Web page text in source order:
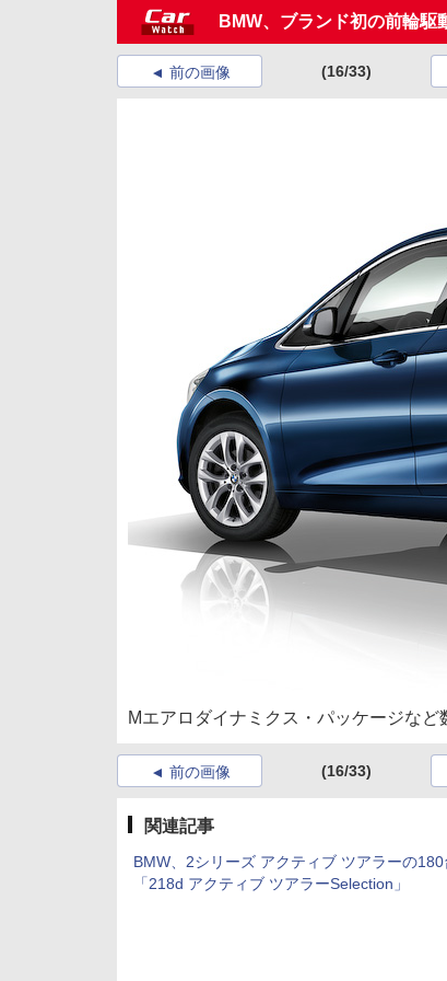
BMW、ブランド初の前輪駆
前の画像 (16/33)
Mエアロダイナミクス・パッケージな
前の画像 (16/33)
関連記事
BMW、2シリーズ アクティブ ツアラーの
「218d アクティブ ツアラーSelection」